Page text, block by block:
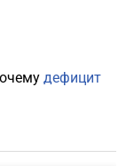
дефицит